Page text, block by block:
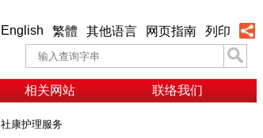
English 繁體 其他语言 网页指南 列印
相关网站 联络我们
社康护理服务